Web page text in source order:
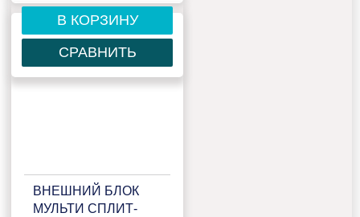
4U85S2SL5FA
В КОРЗИНУ
СРАВНИТЬ
ВНЕШНИЙ БЛОК
МУЛЬТИ СПЛИТ-